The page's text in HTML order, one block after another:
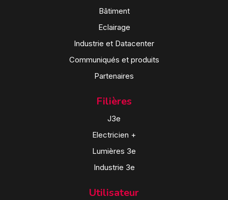
Bâtiment
Eclairage
Industrie et Datacenter
Communiqués et produits
Partenaires
Filières
J3e
Electricien +
Lumières 3e
Industrie 3e
Utilisateur